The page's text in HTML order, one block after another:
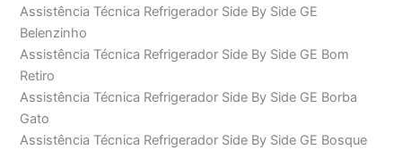
Assistência Técnica Refrigerador Side By Side GE
Belenzinho
Assistência Técnica Refrigerador Side By Side GE Bom
Retiro
Assistência Técnica Refrigerador Side By Side GE Borba
Gato
Assistência Técnica Refrigerador Side By Side GE Bosque